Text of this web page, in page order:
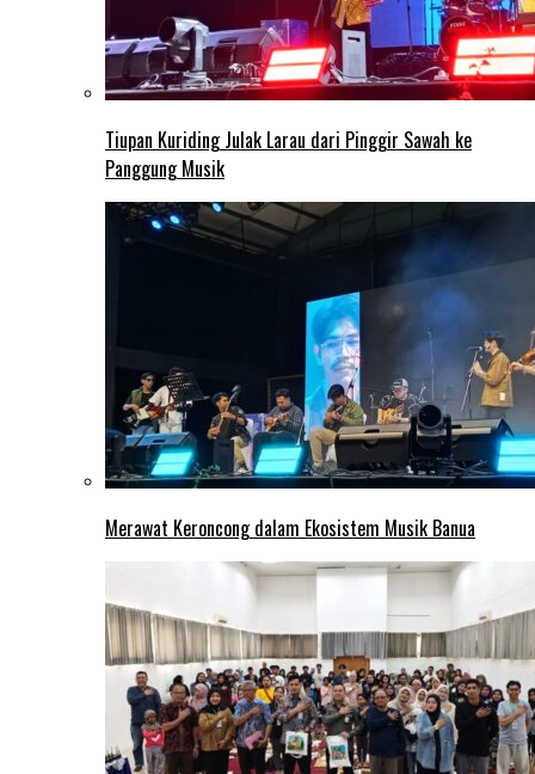
Tiupan Kuriding Julak Larau dari Pinggir Sawah ke
Panggung Musik
Merawat Keroncong dalam Ekosistem Musik Banua